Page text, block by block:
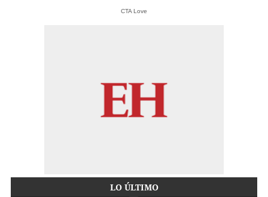
CTA Love
LO ÚLTIMO